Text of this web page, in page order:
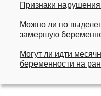
Признаки
Можно ли по
замершую
Могут ли идти
беременности на